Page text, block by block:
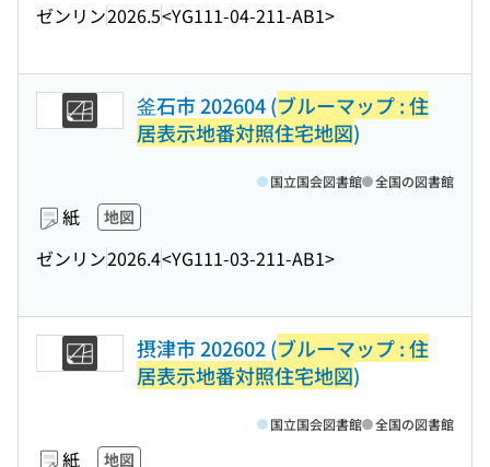
ゼンリン2026.5<YG111-04-211-AB1>
釜石市 202604 (ブルーマップ : 住
居表示地番対照住宅地図)
紙 地図
ゼンリン2026.4<YG111-03-211-AB1>
国立国会図書館 全国の図書館
摂津市 202602 (ブルーマップ : 住
居表示地番対照住宅地図)
紙 地図
国立国会図書館 全国の図書館